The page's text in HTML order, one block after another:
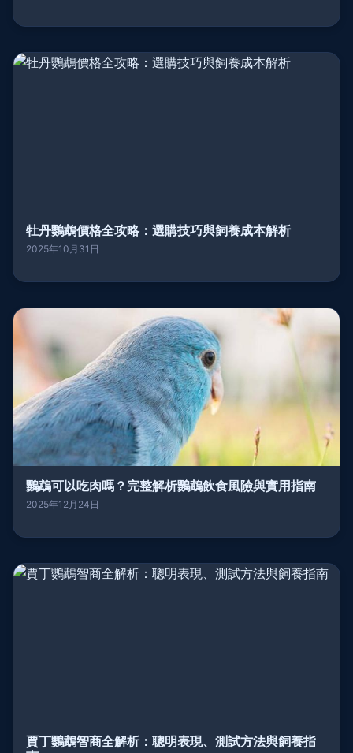
牡丹鸚鵡價格全攻略：選購技巧與飼養成本解析
2025年10月31日
鸚鵡可以吃肉嗎？完整解析鸚鵡飲食風險與實用指南
2025年12月24日
賈丁鸚鵡智商全解析：聰明表現、測試方法與飼養指